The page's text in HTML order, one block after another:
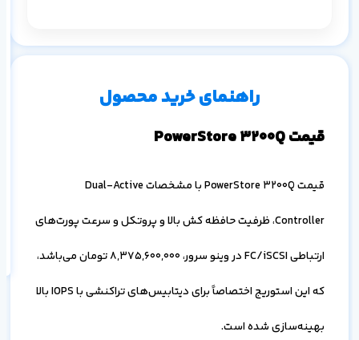
۳ ماه ۶ ماه ۱ سال
راهنمای خرید محصول
قیمت PowerStore 3200Q
قیمت PowerStore 3200Q با مشخصات Dual-Active
Controller، ظرفیت حافظه کش بالا و پروتکل و سرعت پورت‌های
ارتباطی FC/iSCSI در وینو سرور،
8,375,600,000تومان می‌باشد،
که این استوریج اختصاصاً برای دیتابیس‌های تراکنشی با IOPS بالا
بهینه‌سازی شده است.